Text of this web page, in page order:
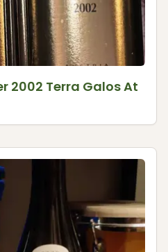
2002 Terra Galos At